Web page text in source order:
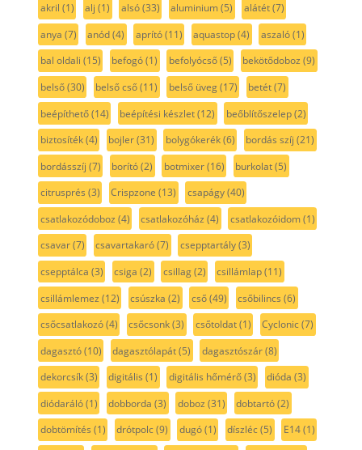
akril (1) alj (1) alsó(33) aluminium(5) alátét(7)
anya (7) anód(4) aprító(11) aquastop(4) aszaló(1)
bal oldali (15) befogó(1) befolyócső(5) bekötődoboz (9)
belső(30) belső cső(11) belső üveg(17) betét(7)
beépíthető(14) beépítési készlet(12) beőblítőszelep(2)
biztosíték(4) bojler(31) bolygókerék(6) bordás szíj (21)
bordásszíj (7) borító(2) botmixer(16) burkolat(5)
citrusprés (3) Crispzone (13) csapágy(40)
csatlakozódoboz (4) csatlakozóház (4) csatlakozóidom(1)
csavar(7) csavartakaró(7) csepptartály(3)
csepptálca (3) csiga (2) csillag(2) csillámlap(11)
csillámlemez (12) csúszka (2) cső(49) csőbilincs (6)
csőcsatlakozó(4) csőcsonk(3) csőtoldat(1) Cyclonic(7)
dagasztó(10) dagasztólapát(5) dagasztószár(8)
dekorcsík(3) digitális (1) digitális hőmérő(3) dióda (3)
diódaráló(1) dobborda (3) doboz (31) dobtartó(2)
dobtömítés (1) drótpolc(9) dugó(1) díszléc(5) E14(1)